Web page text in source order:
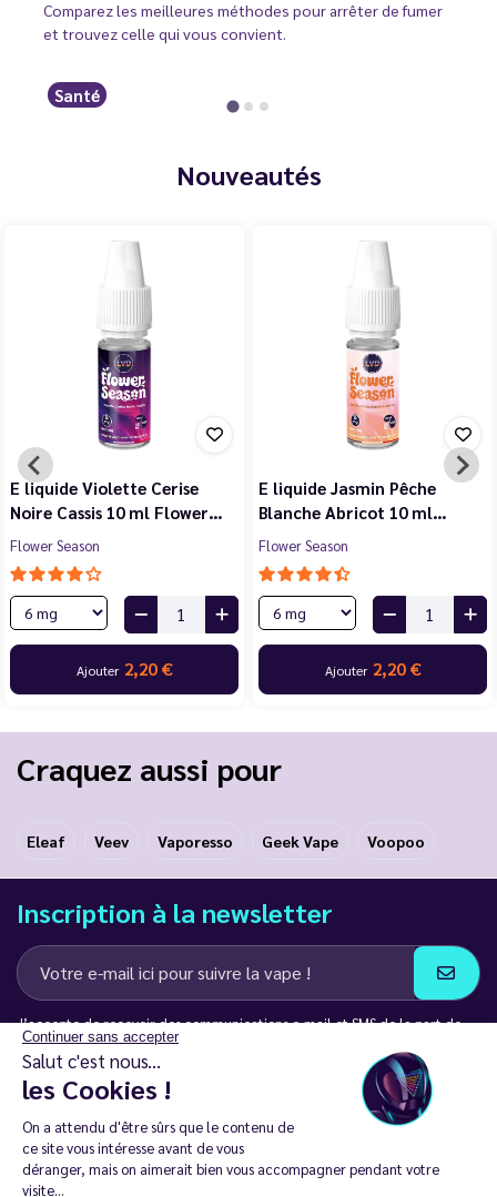
Continuer sans accepter
Salut c'est nous...
les Cookies !
On a attendu d'être sûrs que le contenu de
ce site vous intéresse avant de vous
déranger, mais on aimerait bien vous accompagner pendant votre
visite...
Comparez les meilleures méthodes pour arrêter de fumer
et trouvez celle qui vous convient.
Santé
Nouveautés
E liquide Violette Cerise
Noire Cassis 10 ml Flower…
Flower Season
Ajouter 2,20 €
E liquide Jasmin Pêche
Blanche Abricot 10 ml…
Flower Season
Ajouter 2,20 €
Craquez aussi pour
Eleaf Veev Vaporesso Geek Vape Voopoo
Inscription à la newsletter
J’accepte de recevoir des communications e-mail et SMS de la part de
LD Groupe
Restez en contact